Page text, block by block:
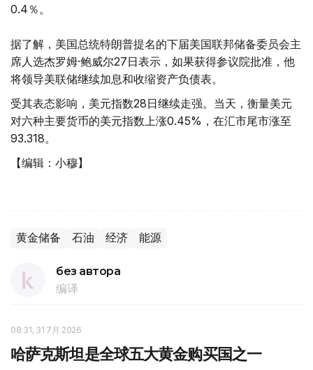
0.4％。
据了解，美国总统特朗普提名的下届美国联邦储备委员会主
席人选杰罗姆·鲍威尔27日表示，如果获得参议院批准，他
将领导美联储继续加息和收缩资产负债表。
受其表态影响，美元指数28日继续走强。当天，衡量美元
对六种主要货币的美元指数上涨0.45%，在汇市尾市涨至
93.318。
【编辑：小穆】
黄金储备 石油 经济 能源
без автора
编译
08:31, 31 7月 2026
哈萨克斯坦是全球五大黄金购买国之一